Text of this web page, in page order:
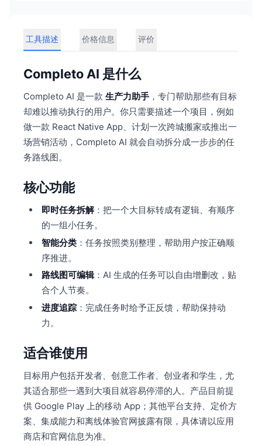
工具描述 价格信息 评价
Completo AI 是什么
Completo AI 是一款 生产力助手 ，专门帮助那些有目标
却难以推动执行的用户。你只需要描述一个项目，例如
做一款 React Native App、计划一次跨城搬家或推出一
场营销活动，Completo AI 就会自动拆分成一步步的任
务路线图。
核心功能
即时任务拆解：把一个大目标转成有逻辑、有顺序
的一组小任务。
智能分类：任务按照类别整理，帮助用户按正确顺
序推进。
路线图可编辑：AI 生成的任务可以自由增删改，贴
合个人节奏。
进度追踪：完成任务时给予正反馈，帮助保持动
力。
适合谁使用
目标用户包括开发者、创意工作者、创业者和学生，尤
其适合那些一遇到大项目就容易停滞的人。产品目前提
供 Google Play 上的移动 App；其他平台支持、定价方
案、集成能力和离线体验官网披露有限，具体请以应用
商店和官网信息为准。